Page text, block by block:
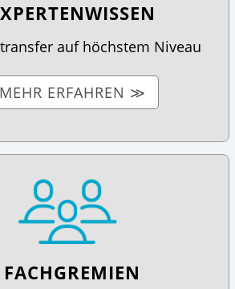
auf höchstem Niveau
MEHR ERFAHREN ≫
FACHGREMIEN